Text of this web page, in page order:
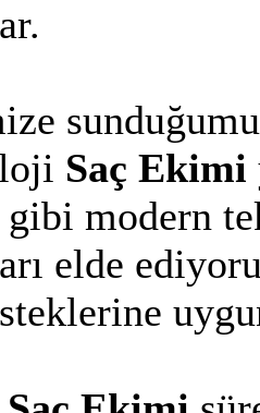
Saç Ekimi
modern
elde